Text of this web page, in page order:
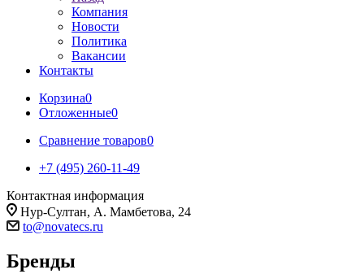
Компания
Новости
Политика
Вакансии
Контакты
Корзина0
Отложенные0
Сравнение товаров0
+7 (495) 260-11-49
Контактная информация
Нур-Султан, А. Мамбетова, 24
to@novatecs.ru
Бренды